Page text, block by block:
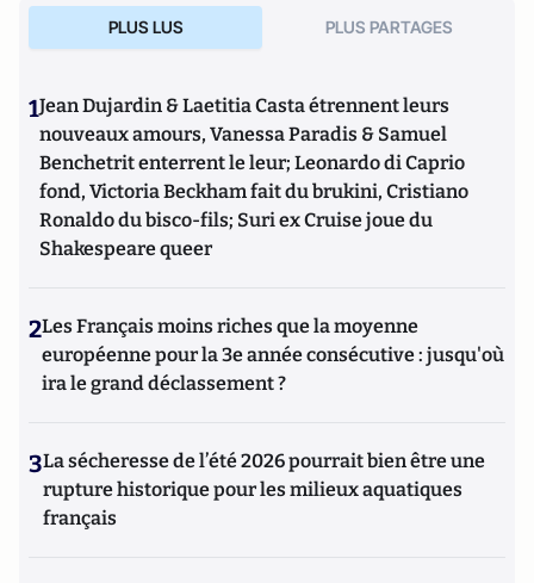
PLUS LUS PLUS PARTAGES
1Jean Dujardin & Laetitia Casta étrennent leurs
nouveaux amours, Vanessa Paradis & Samuel
Benchetrit enterrent le leur; Leonardo di Caprio
fond, Victoria Beckham fait du brukini, Cristiano
Ronaldo du bisco-fils; Suri ex Cruise joue du
Shakespeare queer
2Les Français moins riches que la moyenne
européenne pour la 3e année consécutive : jusqu'où
ira le grand déclassement ?
3La sécheresse de l’été 2026 pourrait bien être une
rupture historique pour les milieux aquatiques
français